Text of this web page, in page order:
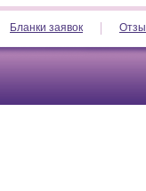
Бланки заявок